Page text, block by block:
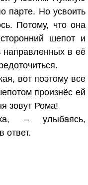
парте. Но усвоить
Потому, что она
шепот и
направленных в её
вот поэтому все
произнёс ей
зовут Рома!
– улыбаясь,
ответ.